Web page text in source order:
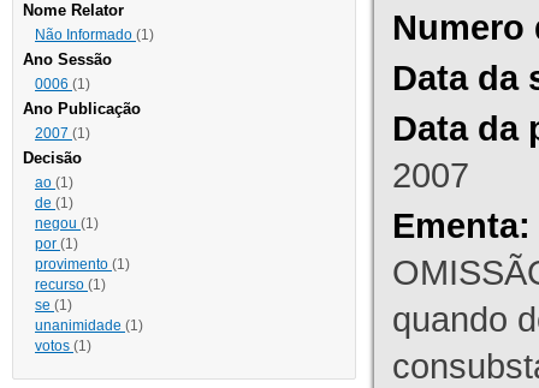
Nome Relator
Não Informado (1)
Ano Sessão
0006 (1)
Ano Publicação
2007 (1)
Decisão
ao (1)
de (1)
negou (1)
por (1)
provimento (1)
recurso (1)
se (1)
unanimidade (1)
votos (1)
Numero
Data da
Data da
2007
Ementa:
quando